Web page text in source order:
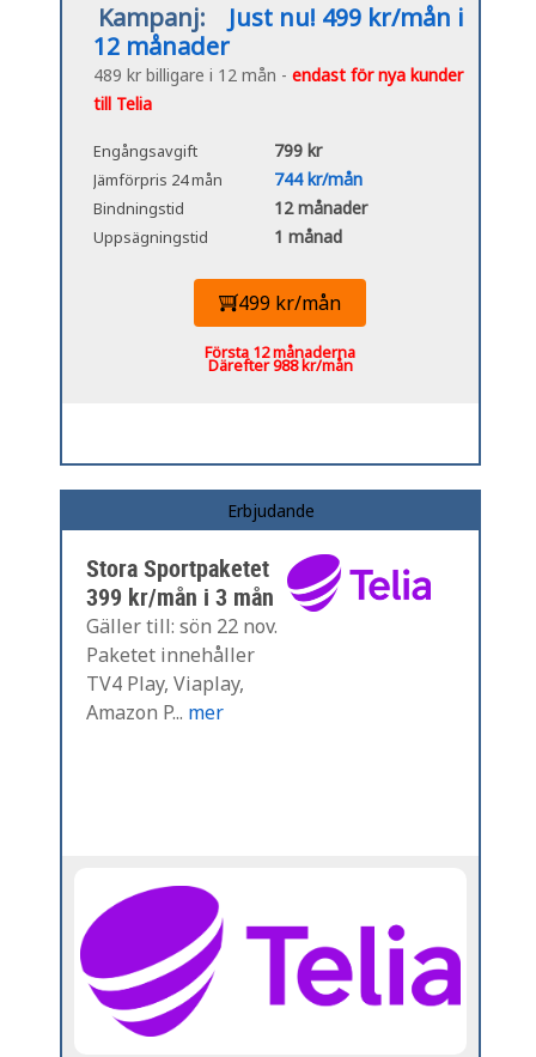
Kampanj:
Just nu! 499 kr/mån i
12 månader
489 kr billigare i 12 mån - endast för nya kunder
till Telia
Engångsavgift 799 kr
Jämförpris 24 mån 744 kr/mån
Bindningstid 12 månader
Uppsägningstid 1 månad
499 kr/mån
Första 12 månaderna
Därefter 988 kr/mån
Erbjudande
Stora Sportpaketet
399 kr/mån i 3 mån
Gäller till: sön 22 nov.
Paketet innehåller
TV4 Play, Viaplay,
Amazon P... mer